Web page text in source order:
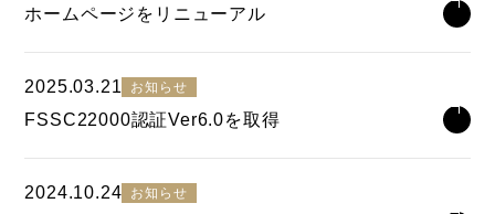
ホームページをリニューアル
2025.03.21 お知らせ
FSSC22000認証Ver6.0を取得
2024.10.24 お知らせ